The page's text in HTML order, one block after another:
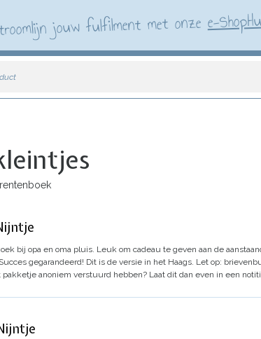
jouw fulfilment met onzee-
bij opa en oma pluis. Leuk om cadeau te geven aan de
gegarandeerd! Dit is de versie in het Haags. Let op:
anoniem verstuurd hebben? Laat dit dan even in een